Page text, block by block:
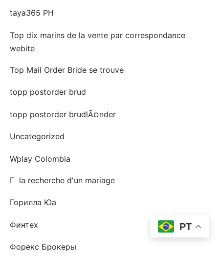
taya365 PH
Top dix marins de la vente par correspondance
webite
Top Mail Order Bride se trouve
topp postorder brud
topp postorder brudlÃ¤nder
Uncategorized
Wplay Colombia
Г la recherche d'un mariage
Горилла Юа
Финтех
Форекс Брокеры
PT